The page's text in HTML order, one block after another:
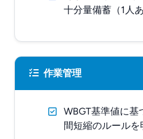
十分量備蓄（1人
作業管理
WBGT基準値に
間短縮のルールを